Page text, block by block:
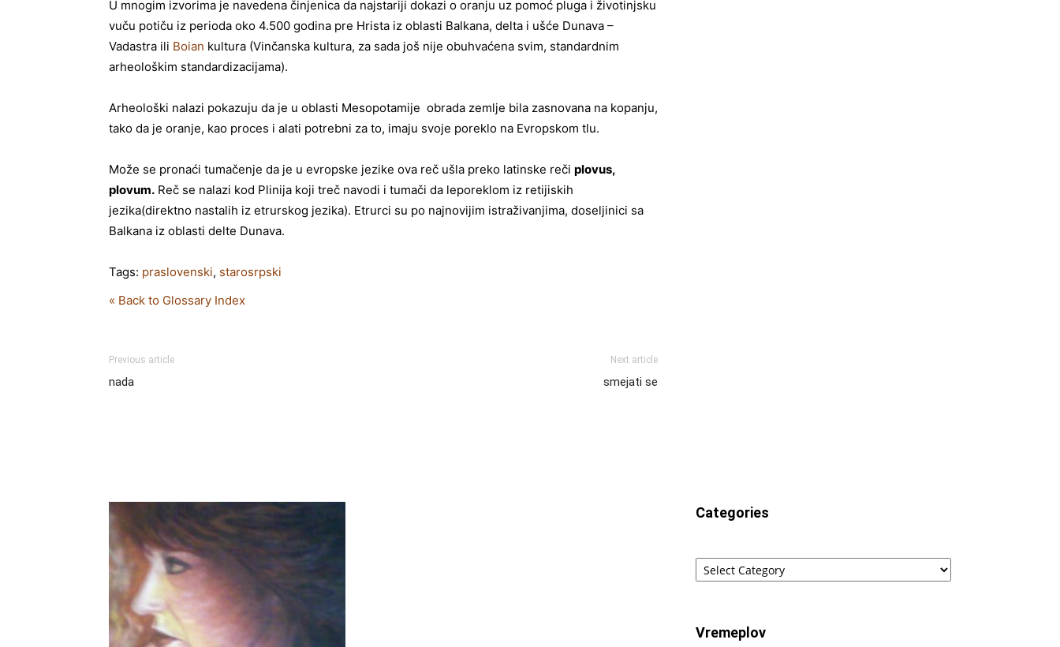
U mnogim izvorima je navedena činjenica da najstariji dokazi o oranju uz pomoć pluga i životinjsku
vuču potiču iz perioda oko 4.500 godina pre Hrista iz oblasti Balkana, delta i ušće Dunava –
Vadastra ili Boian kultura (Vinčanska kultura, za sada još nije obuhvaćena svim, standardnim
arheološkim standardizacijama).
Arheološki nalazi pokazuju da je u oblasti Mesopotamije obrada zemlje bila zasnovana na kopanju,
tako da je oranje, kao proces i alati potrebni za to, imaju svoje poreklo na Evropskom tlu.
Može se pronaći tumačenje da je u evropske jezike ova reč ušla preko latinske reči plovus,
plovum. Reč se nalazi kod Plinija koji treč navodi i tumači da leporeklom iz retijiskih
jezika(direktno nastalih iz etrurskog jezika). Etrurci su po najnovijim istraživanjima, doseljinici sa
Balkana iz oblasti delte Dunava.
Tags: praslovenski, starosrpski
« Back to Glossary Index
Previous article
nada
Next article
smejati se
Categories
Categories
Vremeplov